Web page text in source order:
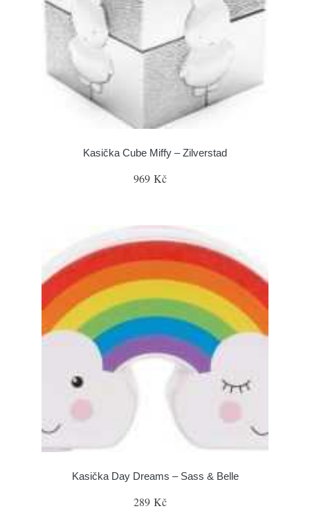
Kasička Cube Miffy – Zilverstad
969 Kč
Kasička Day Dreams – Sass & Belle
289 Kč